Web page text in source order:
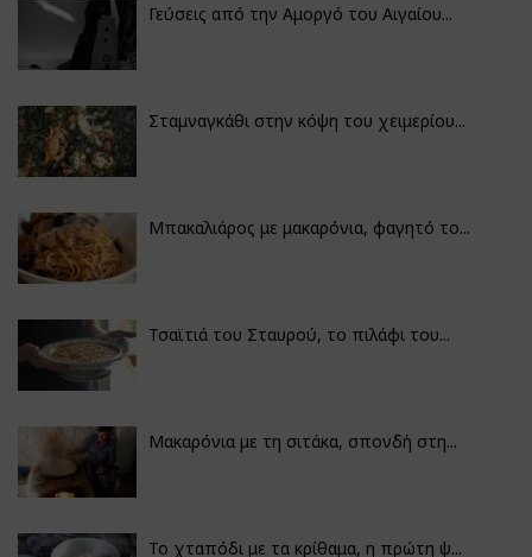
Γεύσεις από την Αμοργό του Αιγαίου...
Σταμναγκάθι στην κόψη του χειμερίου...
Μπακαλιάρος με μακαρόνια, φαγητό το...
Τσαϊτιά του Σταυρού, το πιλάφι του...
Μακαρόνια με τη σιτάκα, σπονδή στη...
Το χταπόδι με τα κρίθαμα, η πρώτη ψ...